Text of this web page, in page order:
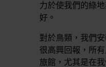
力於使我們的綠
好。
對於鳥類，我們
很高興回報，所
旅館，尤其是在